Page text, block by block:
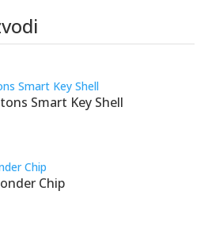
Smart Key Shell
Chip